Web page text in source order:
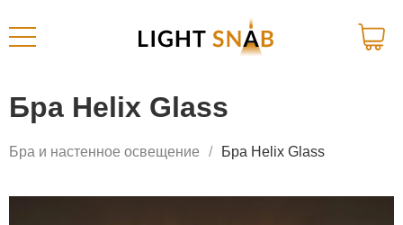
Бра Helix Glass
Бра и настенное освещение Бра Helix Glass